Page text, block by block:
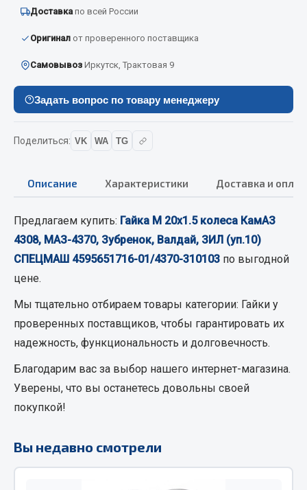
Весь раздел
Болты
Гайки
Пресс-масленки
Показать ещё
Весь раздел
Соединительные элементы
Camozzi
Адаптеры и переходники
Тройники
Трубки, муфты, гайки
Угольники
Штуцеры
Доставкапо всей России
Оригинал от проверенного поставщика
Самовывоз Иркутск, Трактовая 9
Задать вопрос по товару менеджеру
Поделиться: VK WA TG
Описание Характеристики Доставка и
Предлагаем купить: Гайка М 20х1.5 колеса КамАЗ
4308, МАЗ-4370, Зубренок, Валдай, ЗИЛ (уп.10)
СПЕЦМАШ 4595651716-01/4370-310103 по выгодной
цене.
Мы тщательно отбираем товары категории: Гайки у
проверенных поставщиков, чтобы гарантировать их
надежность, функциональность и долговечность.
Благодарим вас за выбор нашего интернет-магазина.
Уверены, что вы останетесь довольны своей
покупкой!
Вы недавно смотрели